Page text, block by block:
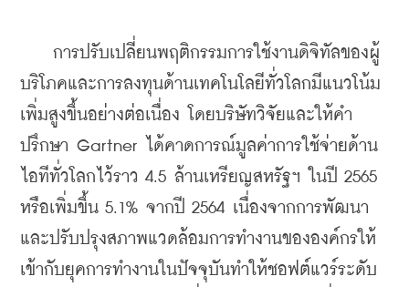
การปรับเปลี่ยนพฤติกรรมการใช้งานดิจิทัลของผู้
บริโภคและการลงทุนด้านเทคโนโลยีทั่วโลกมีแนวโน้ม
เพิ่มสูงขึ้นอย่างต่อเนื่อง โดยบริษัทวิจัยและให้คำ
ปรึกษา Gartner ได้คาดการณ์มูลค่าการใช้จ่ายด้าน
ไอทีทั่วโลกไว้ราว 4.5 ล้านเหรียญสหรัฐฯ ในปี 2565
หรือเพิ่มขึ้น 5.1% จากปี 2564 เนื่องจากการพัฒนา
และปรับปรุงสภาพแวดล้อมการทำงานขององค์กรให้
เข้ากับยุคการทำงานในปัจจุบันทำให้ชอฟต์แวร์ระดับ